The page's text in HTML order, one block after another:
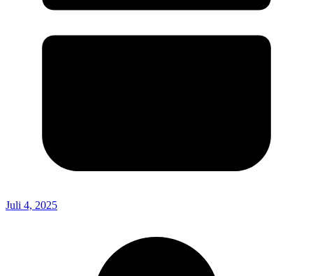
Juli 4, 2025